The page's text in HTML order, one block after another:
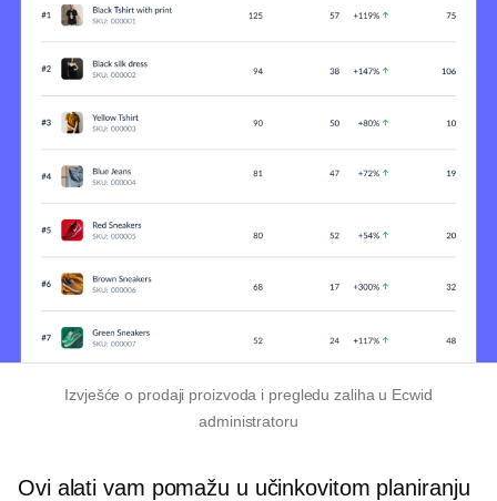
Izvješće o prodaji proizvoda i pregledu zaliha u Ecwid
administratoru
Ovi alati vam pomažu u učinkovitom planiranju